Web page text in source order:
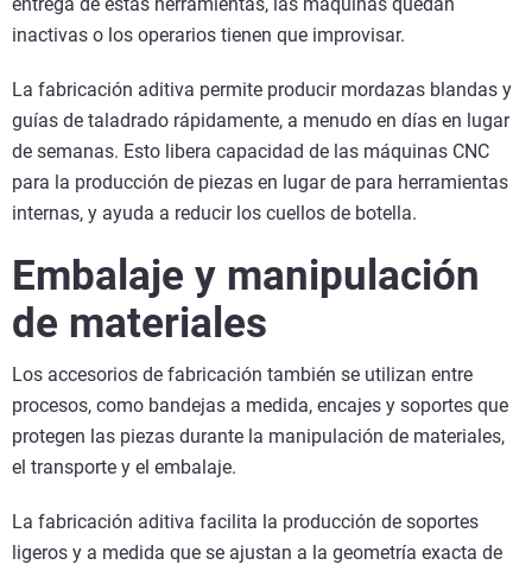
inactivas o los operarios tienen que improvisar.
La fabricación aditiva permite producir mordazas blandas y
guías de taladrado rápidamente, a menudo en días en lugar
de semanas. Esto libera capacidad de las máquinas CNC
para la producción de piezas en lugar de para herramientas
internas, y ayuda a reducir los cuellos de botella.
Embalaje y manipulación
de materiales
Los accesorios de fabricación también se utilizan entre
procesos, como bandejas a medida, encajes y soportes que
protegen las piezas durante la manipulación de materiales,
el transporte y el embalaje.
La fabricación aditiva facilita la producción de soportes
ligeros y a medida que se ajustan a la geometría exacta de